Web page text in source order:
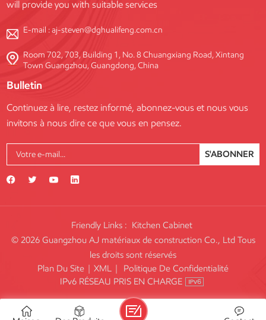
will provide you with suitable services
E-mail :aj-steven@dghualifeng.com.cn
Room 702, 703, Building 1, No. 8 Chuangxiang Road, Xintang
Town Guangzhou, Guangdong, China
Bulletin
Continuez à lire, restez informé, abonnez-vous et nous vous
invitons à nous dire ce que vous en pensez.
S'ABONNER
Friendly Links : Kitchen Cabinet
© 2026 Guangzhou AJ matériaux de construction Co., Ltd Tous
les droits sont réservés
Plan Du Site | XML |
Politique De Confidentialité
IPv6 RÉSEAU PRIS EN CHARGE